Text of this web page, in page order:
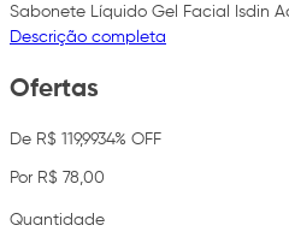
Sabonete Líquido Gel Facial Isdin
Descrição completa
Ofertas
De R$ 119,9934% OFF
Por R$ 78,00
Quantidade